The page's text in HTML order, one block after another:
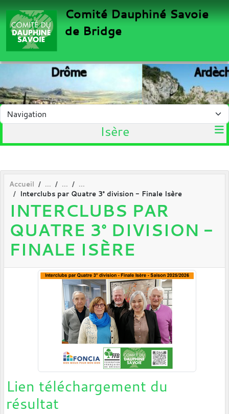
Comité Dauphiné Savoie
de Bridge
Isère
Accueil
Interclubs par Quatre 3° division - Finale Isère
INTERCLUBS PAR
QUATRE 3° DIVISION -
FINALE ISÈRE
Lien téléchargement du
résultat
Panneau de gestion des cookies